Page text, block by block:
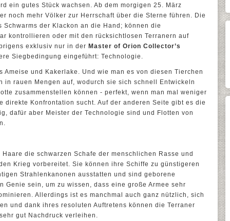
ein gutes Stück wachsen. Ab dem morgigen 25. März
noch mehr Völker zur Herrschaft über die Sterne führen. Die
Schwarms der Klackon an die Hand; können die
kontrollieren oder mit den rücksichtlosen Terranern auf
exklusiv nur in der Master of Orion Collector’s
Siegbedingung eingeführt: Technologie.
Ameise und Kakerlake. Und wie man es von diesen Tierchen
in rauen Mengen auf, wodurch sie sich schnell Entwickeln
zusammenstellen können - perfekt, wenn man mal weniger
Konfrontation sucht. Auf der anderen Seite gibt es die
dafür aber Meister der Technologie sind und Flotten von
die schwarzen Schafe der menschlichen Rasse und
Krieg vorbereitet. Sie können ihre Schiffe zu günstigeren
Strahlenkanonen ausstatten und sind geborene
Genie sein, um zu wissen, dass eine große Armee sehr
Allerdings ist es manchmal auch ganz nützlich, sich
und dank ihres resoluten Auftretens können die Terraner
gut Nachdruck verleihen.